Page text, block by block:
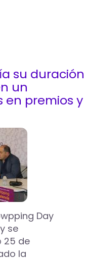
su duración
un
en premios y
Day
se
25 de
la